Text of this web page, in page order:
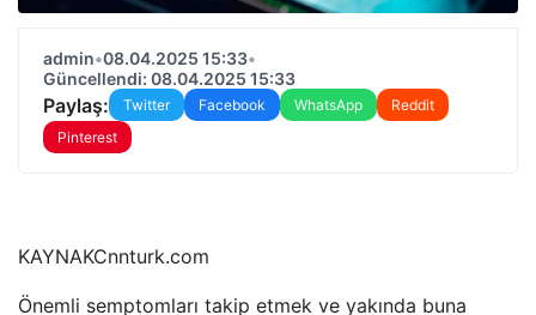
admin•08.04.2025 15:33•
Güncellendi: 08.04.2025 15:33
Paylaş: Twitter Facebook WhatsApp
Reddit
Pinterest
KAYNAKCnnturk.com
Önemli semptomları takip etmek ve yakında buna